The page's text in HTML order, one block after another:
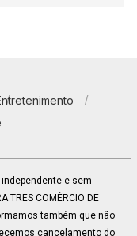
independente e sem
COMÉRCIO DE
também que não
cancelamento do